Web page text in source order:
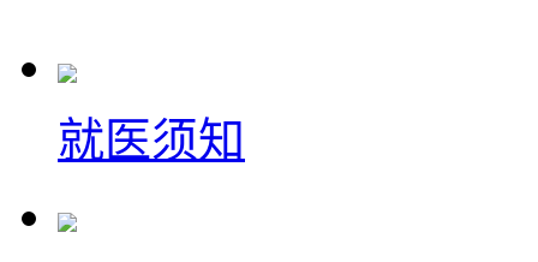
就医须知